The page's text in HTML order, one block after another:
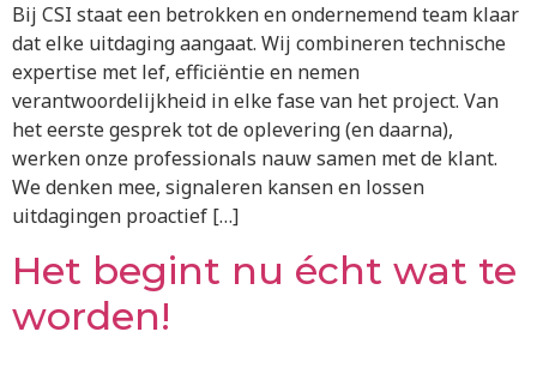
Bij CSI staat een betrokken en ondernemend team klaar
dat elke uitdaging aangaat. Wij combineren technische
expertise met lef, efficiëntie en nemen
verantwoordelijkheid in elke fase van het project. Van
het eerste gesprek tot de oplevering (en daarna),
werken onze professionals nauw samen met de klant.
We denken mee, signaleren kansen en lossen
uitdagingen proactief […]
Het begint nu écht wat te
worden!